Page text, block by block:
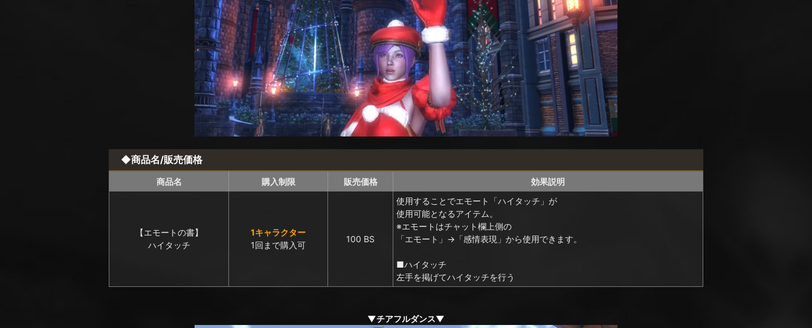
◆商品名/販売価格
商品名 購入制限 販売価格 効果説明
【エモートの書】
ハイタッチ
1キャラクター
1回まで購入可
100 BS
使用することでエモート「ハイタッチ」が
使用可能となるアイテム。
※エモートはチャット欄上側の
「エモート」→「感情表現」から使用できます。
■ハイタッチ
左手を掲げてハイタッチを行う
▼チアフルダンス▼